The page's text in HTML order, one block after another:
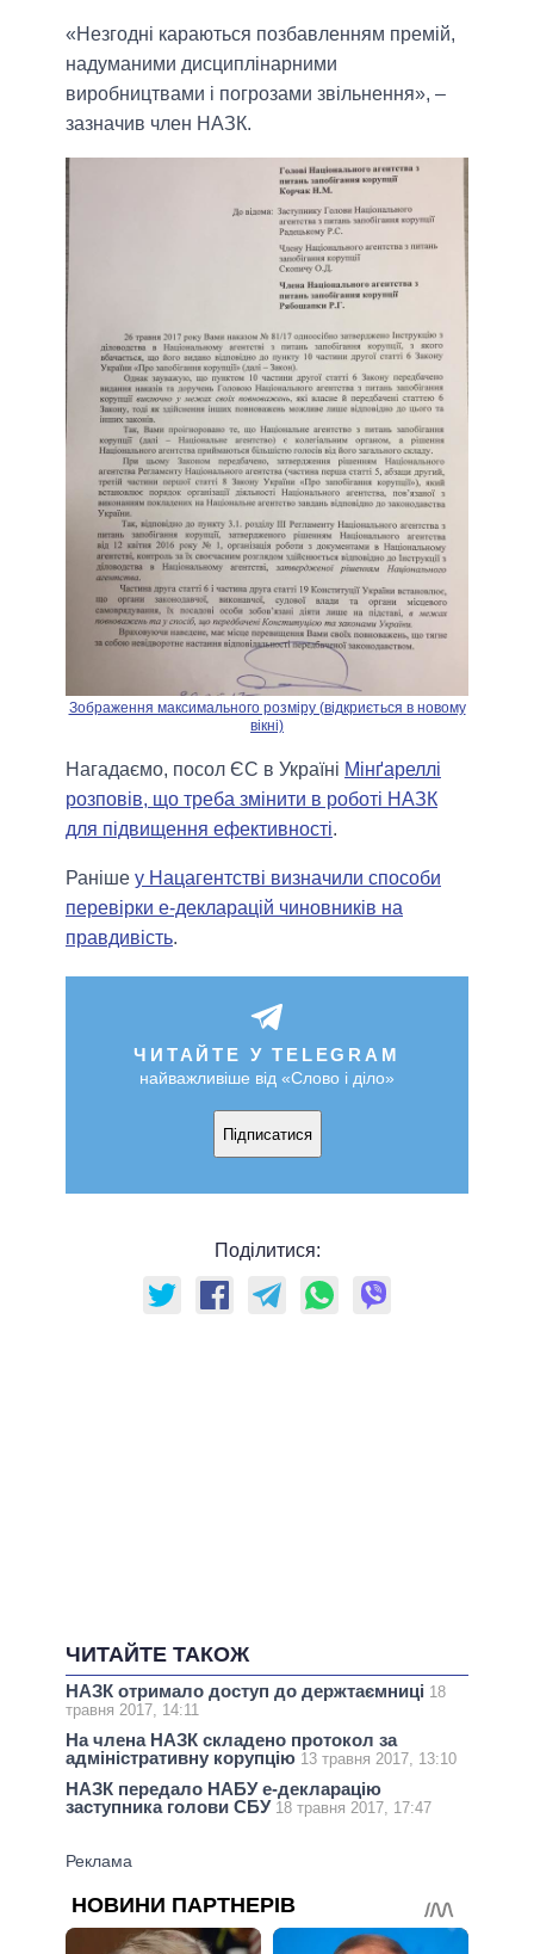
«Незгодні караються позбавленням премій,
надуманими дисциплінарними
виробництвами і погрозами звільнення», –
зазначив член НАЗК.
Зображення максимального розміру (відкриється в новому
вікні)
Нагадаємо, посол ЄС в Україні Мінґареллі
розповів, що треба змінити в роботі НАЗК
для підвищення ефективності.
Раніше у Нацагентстві визначили способи
перевірки е-декларацій чиновників на
правдивість.
ЧИТАЙТЕ У TELEGRAM
найважливіше від «Слово і діло»
Підписатися
Поділитися:
ЧИТАЙТЕ ТАКОЖ
НАЗК отримало доступ до держтаємниці 18
травня 2017, 14:11
На члена НАЗК складено протокол за
адміністративну корупцію 13 травня 2017, 13:10
НАЗК передало НАБУ е-декларацію
заступника голови СБУ 18 травня 2017, 17:47